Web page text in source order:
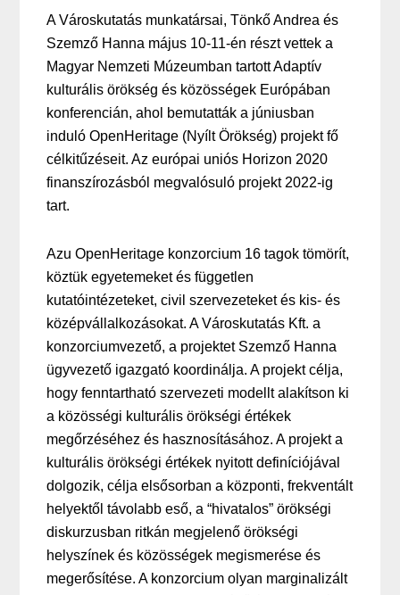
A Városkutatás munkatársai, Tönkő Andrea és
Szemző Hanna május 10-11-én részt vettek a
Magyar Nemzeti Múzeumban tartott Adaptív
kulturális örökség és közösségek Európában
konferencián, ahol bemutatták a júniusban
induló OpenHeritage (Nyílt Örökség) projekt fő
célkitűzéseit. Az európai uniós Horizon 2020
finanszírozásból megvalósuló projekt 2022-ig
tart.
Azu OpenHeritage konzorcium 16 tagok tömörít,
köztük egyetemeket és független
kutatóintézeteket, civil szervezeteket és kis- és
középvállalkozásokat. A Városkutatás Kft. a
konzorciumvezető, a projektet Szemző Hanna
ügyvezető igazgató koordinálja. A projekt célja,
hogy fenntartható szervezeti modellt alakítson ki
a közösségi kulturális örökségi értékek
megőrzéséhez és hasznosításához. A projekt a
kulturális örökségi értékek nyitott definíciójával
dolgozik, célja elsősorban a központi, frekventált
helyektől távolabb eső, a “hivatalos” örökségi
diskurzusban ritkán megjelenő örökségi
helyszínek és közösségek megismerése és
megerősítése. A konzorcium olyan marginalizált